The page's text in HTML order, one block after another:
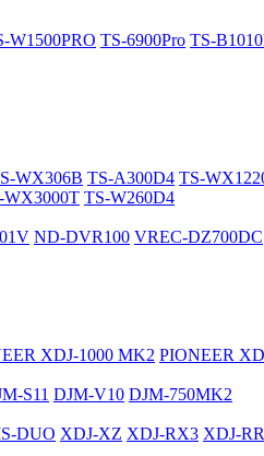
W1500PRO TS-6900Pro TS-
WX306B TS-A300D4 TS-
WX3000T TS-W260D4
ND-DVR100 VREC-DZ700DC
XDJ-1000 MK2 PIONEER
S11 DJM-V10 DJM-750MK2
DUO XDJ-XZ XDJ-RX3 XDJ-RR